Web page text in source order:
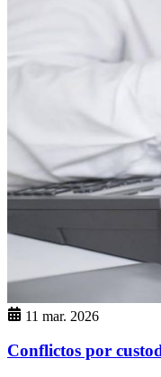
11 mar. 2026
Conflictos por